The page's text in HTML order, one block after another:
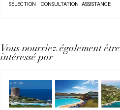
SÉLECTION CONSULTATION ASSISTANCE
Vous pourriez également être
intéressé par